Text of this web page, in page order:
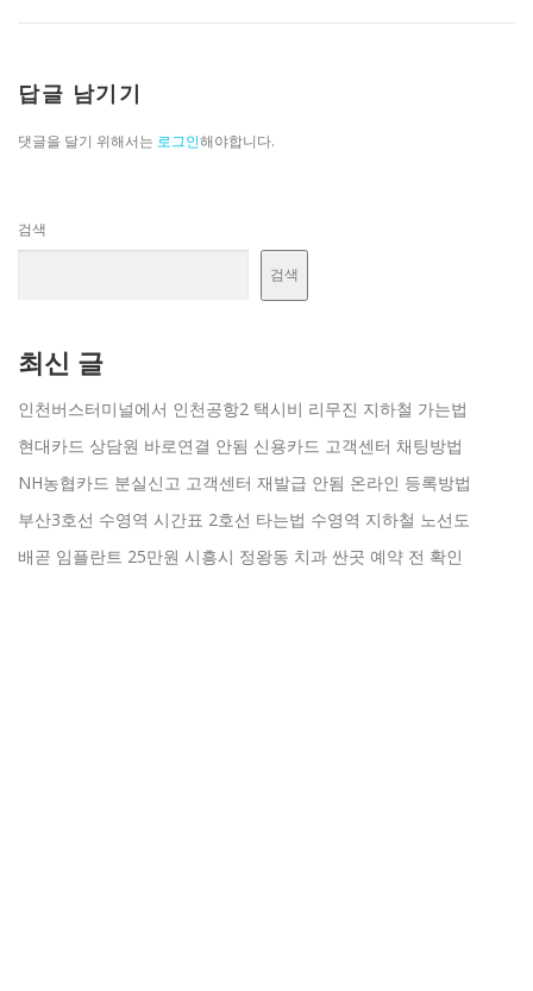
답글 남기기
댓글을 달기 위해서는 로그인해야합니다.
검색
검색
최신 글
인천버스터미널에서 인천공항2 택시비 리무진 지하철 가는법
현대카드 상담원 바로연결 안됨 신용카드 고객센터 채팅방법
NH농협카드 분실신고 고객센터 재발급 안됨 온라인 등록방법
부산3호선 수영역 시간표 2호선 타는법 수영역 지하철 노선도
배곧 임플란트 25만원 시흥시 정왕동 치과 싼곳 예약 전 확인